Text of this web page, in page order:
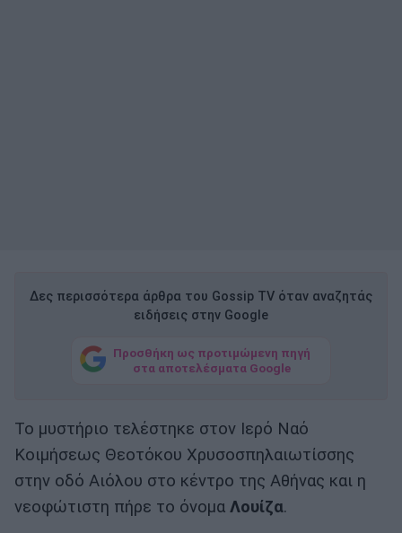
Δες περισσότερα άρθρα του Gossip TV όταν αναζητάς
ειδήσεις στην Google
Προσθήκη ως προτιμώμενη πηγή
στα αποτελέσματα Google
Το μυστήριο τελέστηκε στον Ιερό Ναό
Κοιμήσεως Θεοτόκου Χρυσοσπηλαιωτίσσης
στην οδό Αιόλου στο κέντρο της Αθήνας και η
νεοφώτιστη πήρε το όνομα Λουίζα.